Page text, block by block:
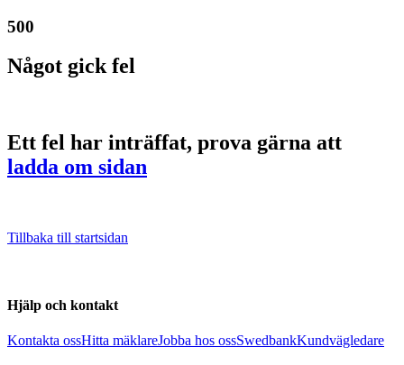
500
Något gick fel
Ett fel har inträffat, prova gärna att
ladda om sidan
Tillbaka till startsidan
Hjälp och kontakt
Kontakta ossHitta mäklareJobba hos ossSwedbankKundvägledare